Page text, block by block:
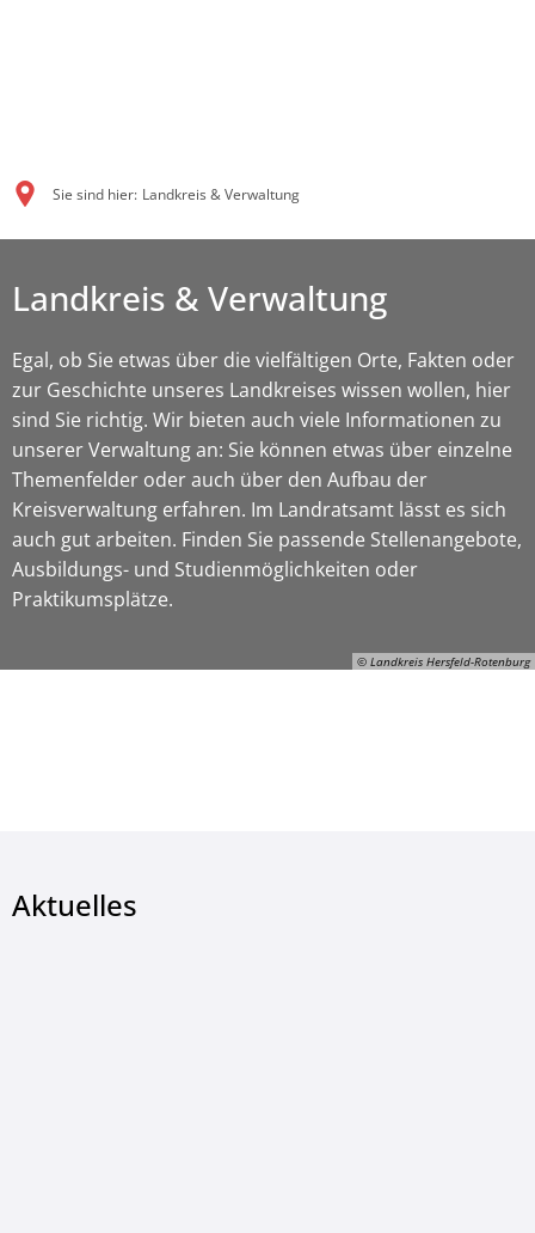
Sie sind hier: Landkreis & Verwaltung
© Landkreis Hersfeld-Rotenburg
Landkreis & Verwaltung
Egal, ob Sie etwas über die vielfältigen Orte, Fakten oder
zur Geschichte unseres Landkreises wissen wollen, hier
sind Sie richtig. Wir bieten auch viele Informationen zu
unserer Verwaltung an: Sie können etwas über einzelne
Themenfelder oder auch über den Aufbau der
Kreisverwaltung erfahren. Im Landratsamt lässt es sich
auch gut arbeiten. Finden Sie passende Stellenangebote,
Ausbildungs- und Studienmöglichkeiten oder
Praktikumsplätze.
Aktuelles